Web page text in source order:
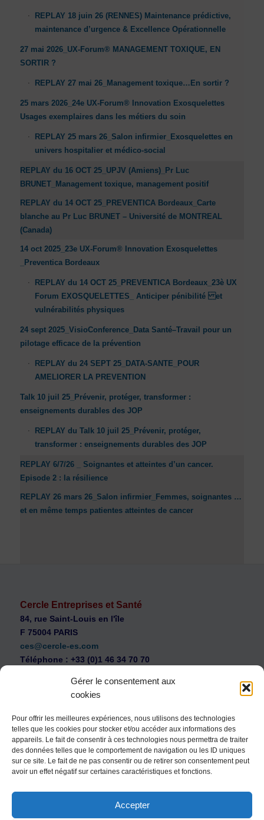
Gérer le consentement aux
cookies
Pour offrir les meilleures expériences, nous utilisons des technologies
telles que les cookies pour stocker et/ou accéder aux informations des
appareils. Le fait de consentir à ces technologies nous permettra de traiter
des données telles que le comportement de navigation ou les ID uniques
sur ce site. Le fait de ne pas consentir ou de retirer son consentement peut
avoir un effet négatif sur certaines caractéristiques et fonctions.
Accepter
REPLAY 18 juin 26 (RENNES) Maintenance prédictive,
maintenance d’urgence & Excellence Opérationnelle
27 mai 2026_UX-Forum® MANAGEMENT TOXIQUE, EN
SORTIR ?
REPLAY 27 mai 26_Management toxique…En sortir ?
25 mars 2026_24e UX-Forum® Innovation Exosquelettes
Usages exemplaires dans les métiers du soin
REPLAY 25 mars 26_Salon infirmier_Exosquelettes en
univers hospitalier et médico-social
REPLAY du 16 OCT 25_UPJV (Amiens)_Pr Luc
BRUNET_Management toxique, management positif
REPLAY du 14 OCT 25_PREVENTICA Bordeaux_Carte
blanche au Pr Luc BRUNET – Université de MONTREAL
(Canada)
14 oct 2025_23e UX-Forum® Innovation Exosquelettes
_Preventica Bordeaux
REPLAY du 14 OCT 25_PREVENTICA Bordeaux_23è UX
Forum EXOSQUELETTES_ Anticiper pénibilité et
vulnérabilités physiques
24 sept 2025_VisioConference_Data Santé–Travail pour un
pilotage efficace de la prévention
REPLAY du 24 SEPT 25_DATA-SANTE_POUR
AMELIORER LA PREVENTION
Talk 10 juil 25_Prévenir, protéger, transformer :
enseignements durables des JOP
REPLAY du Talk 10 juil 25_Prévenir, protéger,
transformer : enseignements durables des JOP
REPLAY 6/7/26 _ Soignantes et atteintes d’un cancer.
Episode 2 : la résilience
REPLAY 26 mars 26_Salon infirmier_Femmes, soignantes …
et en même temps patientes atteintes de cancer
Cercle Entreprises et Santé
84, rue Saint-Louis en l'île
F 75004 PARIS
ces@cercle-es.com
Téléphone : +33 (0)1 46 34 70 70
WEB Cercle – archives vidéos
Souscription au Cercle Entreprises et Santé
Nous contacter
Politique de confidentialité